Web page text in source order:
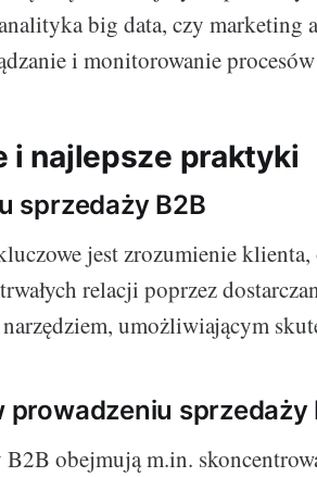
big data, czy marketing
i monitorowanie
i najlepsze praktyki
sprzedaży B2B
jest zrozumienie
relacji poprzez
umożliwiającym
prowadzeniu sprzedaży
obejmują m.in.